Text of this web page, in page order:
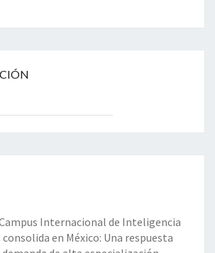
Internacional de Inteligencia
consolida en México: Una respuesta